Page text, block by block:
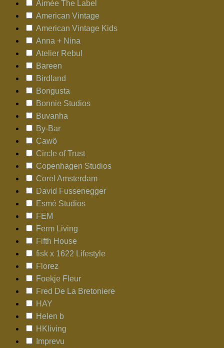
Aimée The Label
American Vintage
American Vintage Kids
Anna + Nina
Atelier Rebul
Bareen
Birdland
Bongusta
Bonnie Studios
Buvanha
By-Bar
Cawö
Circle of Trust
Copenhagen Studios
Corel Amsterdam
David Fussenegger
Esmé Studios
FEM
Ferm Living
Fifth House
fisk x 1622 Lifestyle
Florez
Foekje Fleur
Fred De La Bretoniere
HAY
Helen b
HKliving
Imprevu